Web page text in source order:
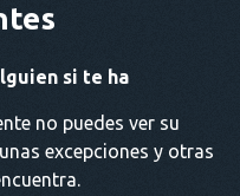
si te ha
no puedes ver su
excepciones y otras